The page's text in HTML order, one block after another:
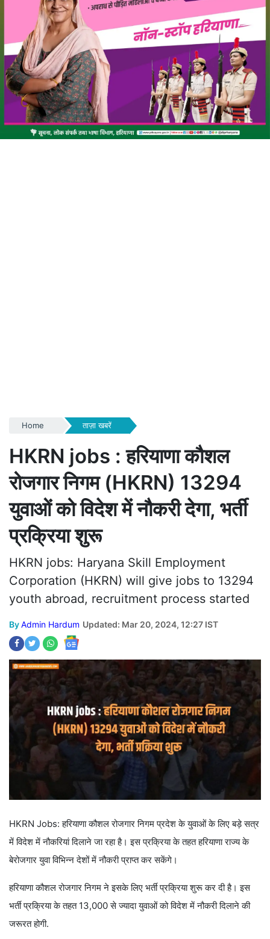
Home ताज़ा खबरें
HKRN jobs : हरियाणा कौशल
रोजगार निगम (HKRN) 13294
युवाओं को विदेश में नौकरी देगा, भर्ती
प्रक्रिया शुरू
HKRN jobs: Haryana Skill Employment
Corporation (HKRN) will give jobs to 13294
youth abroad, recruitment process started
ByAdmin Hardum Updated: Mar 20, 2024, 12:27 IST
HKRN Jobs: हरियाणा कौशल रोजगार निगम प्रदेश के युवाओं के लिए बड़े सत्र
में विदेश में नौकरियां दिलाने जा रहा है। इस प्रक्रिया के तहत हरियाणा राज्य के
बेरोजगार युवा विभिन्न देशों में नौकरी प्राप्त कर सकेंगे।
हरियाणा कौशल रोजगार निगम ने इसके लिए भर्ती प्रक्रिया शुरू कर दी है। इस
भर्ती प्रक्रिया के तहत 13,000 से ज्यादा युवाओं को विदेश में नौकरी दिलाने की
जरूरत होगी.